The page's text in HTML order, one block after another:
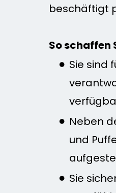
beschäftigt
So schaffen
Sie sind
Neben
und
Sie